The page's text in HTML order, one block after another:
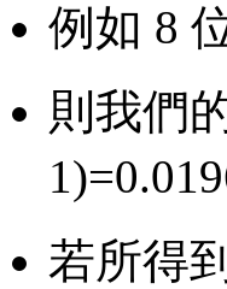
例如 8
則我們
若所得